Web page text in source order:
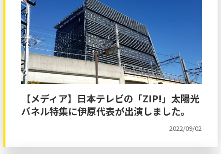
【メディア】日本テレビの「ZIP!」太陽光
パネル特集に伊原代表が出演しました。
2022/09/02